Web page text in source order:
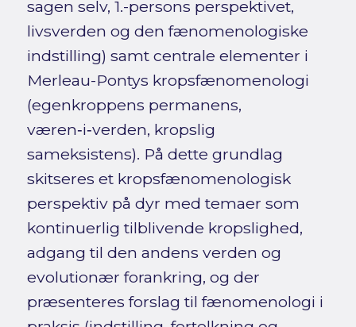
sagen selv, 1.-persons perspektivet,
livsverden og den fænomenologiske
indstilling) samt centrale elementer i
Merleau-Pontys kropsfænomenologi
(egenkroppens permanens,
væren‑i‑verden, kropslig
sameksistens). På dette grundlag
skitseres et kropsfænomenologisk
perspektiv på dyr med temaer som
kontinuerlig tilblivende kropslighed,
adgang til den andens verden og
evolutionær forankring, og der
præsenteres forslag til fænomenologi i